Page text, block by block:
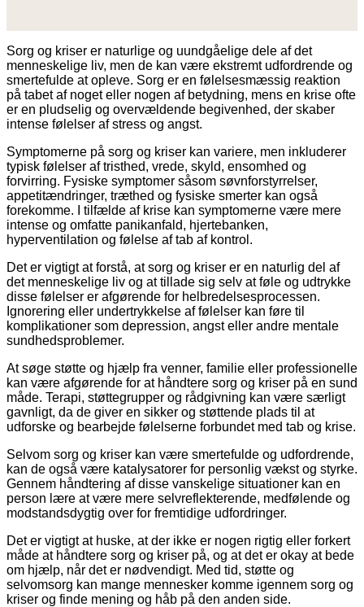
Sorg og kriser er naturlige og uundgåelige dele af det
menneskelige liv, men de kan være ekstremt udfordrende og
smertefulde at opleve. Sorg er en følelsesmæssig reaktion
på tabet af noget eller nogen af betydning, mens en krise ofte
er en pludselig og overvældende begivenhed, der skaber
intense følelser af stress og angst.
Symptomerne på sorg og kriser kan variere, men inkluderer
typisk følelser af tristhed, vrede, skyld, ensomhed og
forvirring. Fysiske symptomer såsom søvnforstyrrelser,
appetitændringer, træthed og fysiske smerter kan også
forekomme. I tilfælde af krise kan symptomerne være mere
intense og omfatte panikanfald, hjertebanken,
hyperventilation og følelse af tab af kontrol.
Det er vigtigt at forstå, at sorg og kriser er en naturlig del af
det menneskelige liv og at tillade sig selv at føle og udtrykke
disse følelser er afgørende for helbredelsesprocessen.
Ignorering eller undertrykkelse af følelser kan føre til
komplikationer som depression, angst eller andre mentale
sundhedsproblemer.
At søge støtte og hjælp fra venner, familie eller professionelle
kan være afgørende for at håndtere sorg og kriser på en sund
måde. Terapi, støttegrupper og rådgivning kan være særligt
gavnligt, da de giver en sikker og støttende plads til at
udforske og bearbejde følelserne forbundet med tab og krise.
Selvom sorg og kriser kan være smertefulde og udfordrende,
kan de også være katalysatorer for personlig vækst og styrke.
Gennem håndtering af disse vanskelige situationer kan en
person lære at være mere selvreflekterende, medfølende og
modstandsdygtig over for fremtidige udfordringer.
Det er vigtigt at huske, at der ikke er nogen rigtig eller forkert
måde at håndtere sorg og kriser på, og at det er okay at bede
om hjælp, når det er nødvendigt. Med tid, støtte og
selvomsorg kan mange mennesker komme igennem sorg og
kriser og finde mening og håb på den anden side.